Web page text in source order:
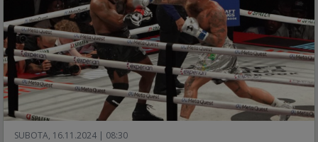
SUBOTA, 16.11.2024 | 08:30